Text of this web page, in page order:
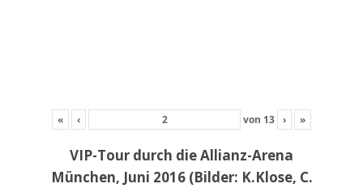
« ‹ von 13 › »
VIP-Tour durch die Allianz-Arena
München, Juni 2016 (Bilder: K.Klose, C.